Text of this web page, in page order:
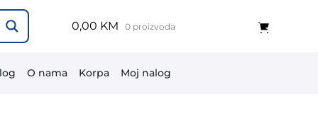
0,00 KM 0 proizvoda
O nama Korpa Moj nalog